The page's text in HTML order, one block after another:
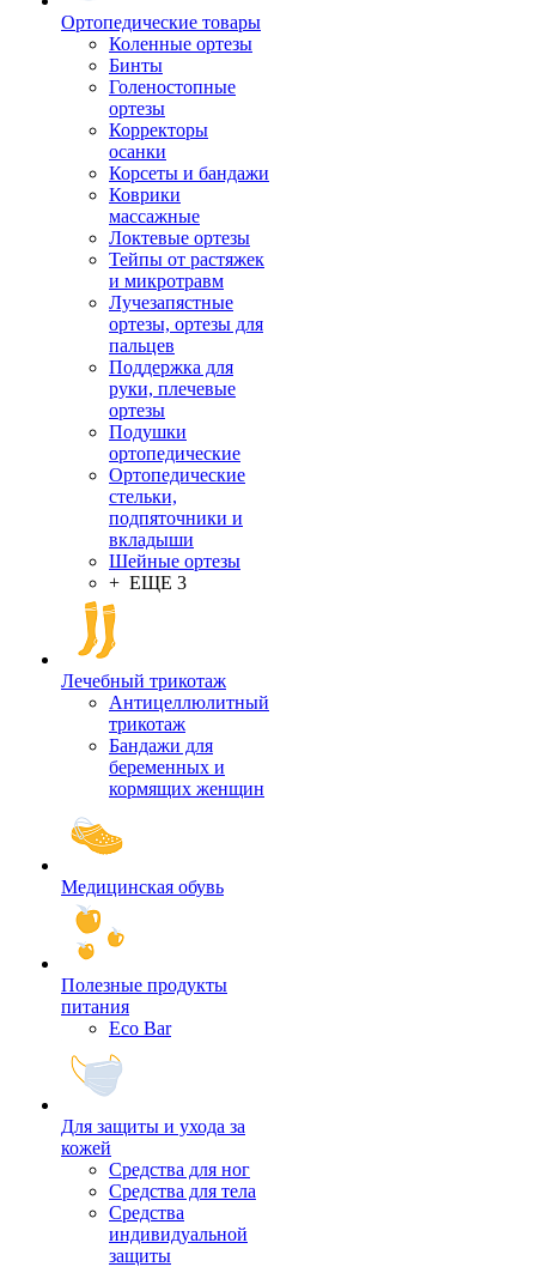
Ортопедические товары
Коленные ортезы
Бинты
Голеностопные
ортезы
Корректоры
осанки
Корсеты и бандажи
Коврики
массажные
Локтевые ортезы
Тейпы от растяжек
и микротравм
Лучезапястные
ортезы, ортезы для
пальцев
Поддержка для
руки, плечевые
ортезы
Подушки
ортопедические
Ортопедические
стельки,
подпяточники и
вкладыши
Шейные ортезы
+ ЕЩЕ 3
Лечебный трикотаж
Антицеллюлитный
трикотаж
Бандажи для
беременных и
кормящих женщин
Медицинская обувь
Полезные продукты
питания
Eco Bar
Для защиты и ухода за
кожей
Средства для ног
Средства для тела
Средства
индивидуальной
защиты